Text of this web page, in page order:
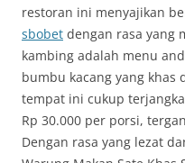
restoran ini menyajikan
sbobet dengan rasa yang
kambing adalah menu
bumbu kacang yang
tempat ini cukup
Rp 30.000 per porsi,
Dengan rasa yang lezat